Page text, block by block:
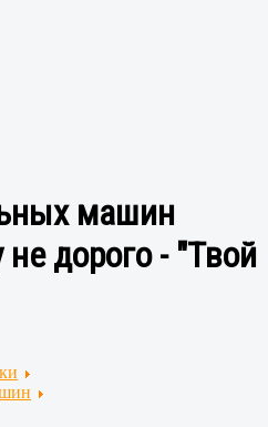
машин
дорого - "Твой